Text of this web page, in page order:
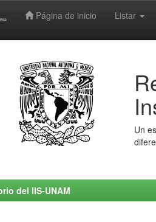
Página de inicio Listar
Un
del IIS-UNAM